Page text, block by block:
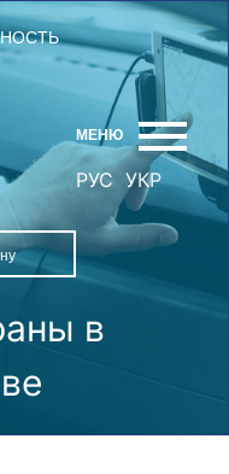
МЕНЮ
РУС УКР
в